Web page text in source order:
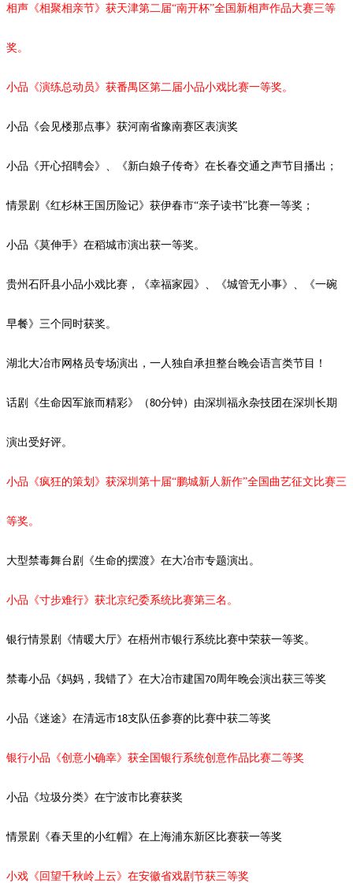
相声《相聚相亲节》获天津第二届“南开杯”全国新相声作品大赛三等
奖。
小品《演练总动员》获番禺区第二届小品小戏比赛一等奖。
小品《会见楼那点事》获河南省豫南赛区表演奖
小品《开心招聘会》、《新白娘子传奇》在长春交通之声节目播出；
情景剧《红杉林王国历险记》获伊春市“亲子读书”比赛一等奖；
小品 《莫伸手》在稻城市演出获一等奖。
贵州石阡县小品小戏比赛，《幸福家园》、《城管无小事》、《一碗
早餐》三个同时获奖。
湖北大冶市网格员专场演出，一人独自承担整台晚会语言类节目！
话剧《生命因军旅而精彩》（80分钟）由深圳福永杂技团在深圳长期
演出受好评。
小品《疯狂的策划》获深圳第十届“鹏城新人新作”全国曲艺征文比赛三
等奖。
大型禁毒舞台剧《生命的摆渡》 在大冶市专题演出。
小品《寸步难行》获北京纪委系统比赛第三名。
银行情景剧《情暖大厅》在梧州市银行系统比赛中荣获一等奖。
禁毒小品《妈妈，我错了》在大冶市建国70周年晚会演出获三等奖
小品《迷途》在清远市18支队伍参赛的比赛中获二等奖
银行小品《创意小确幸》获全国银行系统创意作品比赛二等奖
小品《垃圾分类》在宁波市比赛获奖
情景剧 《春天里的小红帽》在上海浦东新区比赛获一等奖
小戏《回望千秋岭上云》在安徽省戏剧节获三等奖